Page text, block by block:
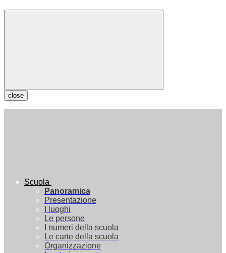
close
Scuola
Panoramica
Presentazione
I luoghi
Le persone
I numeri della scuola
Le carte della scuola
Organizzazione